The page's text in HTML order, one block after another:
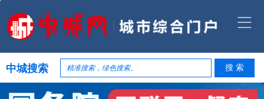
中城搜索